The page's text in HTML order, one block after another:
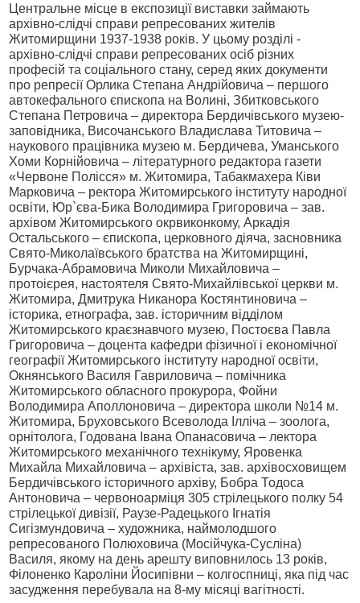
Центральне місце в експозиції виставки займають
архівно-слідчі справи репресованих жителів
Житомирщини 1937-1938 років. У цьому розділі -
архівно-слідчі справи репресованих осіб різних
професій та соціального стану, серед яких документи
про репресії Орлика Степана Андрійовича – першого
автокефального єпископа на Волині, Збитковського
Степана Петровича – директора Бердичівського музею-
заповідника, Височанського Владислава Титовича –
наукового працівника музею м. Бердичева, Уманського
Хоми Корнійовича – літературного редактора газети
«Червоне Полісся» м. Житомира, Табакмахера Ківи
Марковича – ректора Житомирського інституту народної
освіти, Юр`єва-Бика Володимира Григоровича – зав.
архівом Житомирського окрвиконкому, Аркадія
Остальського – єпископа, церковного діяча, засновника
Свято-Миколаївського братства на Житомирщині,
Бурчака-Абрамовича Миколи Михайловича –
протоієрея, настоятеля Свято-Михайлівської церкви м.
Житомира, Дмитрука Никанора Костянтиновича –
історика, етнографа, зав. історичним відділом
Житомирського краєзнавчого музею, Постоєва Павла
Григоровича – доцента кафедри фізичної і економічної
географії Житомирського інституту народної освіти,
Окнянського Василя Гавриловича – помічника
Житомирського обласного прокурора, Фойни
Володимира Аполлоновича – директора школи №14 м.
Житомира, Бруховського Всеволода Ілліча – зоолога,
орнітолога, Годована Івана Опанасовича – лектора
Житомирського механічного технікуму, Яровенка
Михайла Михайловича – архівіста, зав. архівосховищем
Бердичівського історичного архіву, Бобра Тодоса
Антоновича – червоноарміця 305 стрілецького полку 54
стрілецької дивізії, Раузе-Радецького Ігнатія
Сигізмундовича – художника, наймолодшого
репресованого Полюховича (Мосійчука-Сусліна)
Василя, якому на день арешту виповнилось 13 років,
Філоненко Кароліни Йосипівни – колгоспниці, яка під час
засудження перебувала на 8-му місяці вагітності.